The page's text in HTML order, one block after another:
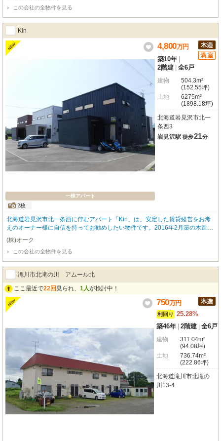
この会社の全物件を見る
Kin
NEW
一棟アパート
2枚
4,800万円
築10年
2階建 全6戸
建物
504.3m²
(152.55坪)
土地
6275m²
(1898.18坪)
北海道岩見沢市北一
条西3
岩見沢駅 徒歩21分
北海道岩見沢市北一条西に佇むアパート「Kin」は、安定した賃貸経営をお考
えのオーナー様に自信を持ってお勧めしたい物件です。2016年2月築の木造2
階建で、全6戸の3LDKは現在すべて満室稼働中。1棟2戸が3棟という構成で、
多様なライフスタイルに対応できるのが魅力です。各戸はバス・トイレ別で快
適な毎日をサポートし、お車をお持ちの入居者様には嬉しい6台分の無料駐車
場も完備しています。周辺環境も充実しており、コンビニまで徒歩4分、ドラ
ッグストアまで徒歩5分、スーパーまで徒歩7分と、日々の暮らしに欠かせない
施設が身近に揃っています。病院も徒歩圏内にあり、安心感もプラス。地域に
根差した安定した資産運用を、この「Kin」で始めてみませんか。新しいオー
(株)オーク
この会社の全物件を見る
滝川市北滝の川 アムール北
ここ最近で22回 見られ、 1人が検討中！
NEW 750万円
利回り
25.28%
築46年 2階建 全6戸
建物
311.04m²
(94.08坪)
土地
736.74m²
(222.86坪)
北海道滝川市北滝の
川13-4